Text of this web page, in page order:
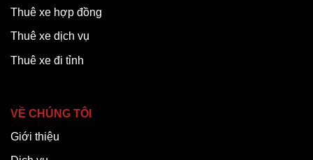
Thuê xe hợp đồng
Thuê xe dịch vụ
Thuê xe đi tỉnh
VỀ CHÚNG TÔI
Giới thiệu